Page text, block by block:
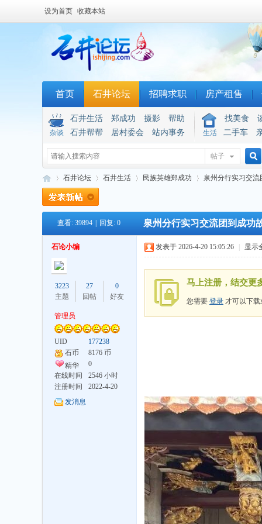
设为首页 收藏本站
首页 石井论坛 招聘求职 房产租售
杂谈
石井生活 郑成功 摄影
帮助
石井帮帮
居村委会 站内事务 生活
找美食
二手车
帖子
搜
索
石井论坛 石井生活 民族英雄郑成功
›
泉州分行实习交
查看: 39894 回复: 0 泉州分行实习交流团到成功
石论小编
3223
主题
27
回帖
0
好友
管理员
UID
177238
石币
8176 币
精华
0
在线时间
2546 小时
注册时间
2022-4-20
发消息
发表于 2026-4-20 15:05:26 显示
马上注册，结交更
您需要 登录 才可以下